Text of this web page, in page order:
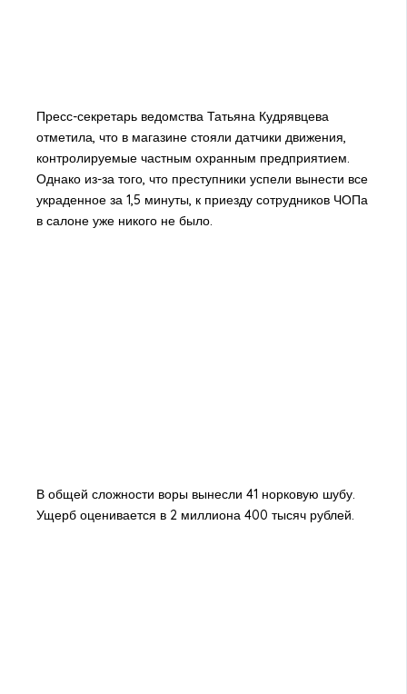
Пресс-секретарь ведомства Татьяна Кудрявцева
отметила, что в магазине стояли датчики движения,
контролируемые частным охранным предприятием.
Однако из-за того, что преступники успели вынести все
украденное за 1,5 минуты, к приезду сотрудников ЧОПа
в салоне уже никого не было.
В общей сложности воры вынесли 41 норковую шубу.
Ущерб оценивается в 2 миллиона 400 тысяч рублей.